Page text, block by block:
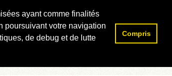
ayant comme finalités
poursuivant votre navigation
de debug et de lutte
Compris
Rechercher :